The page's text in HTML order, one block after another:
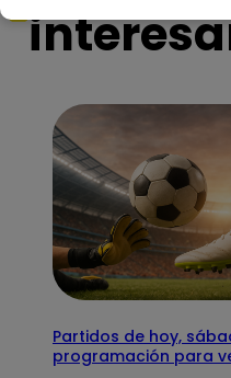
Partidos de hoy,
programación para